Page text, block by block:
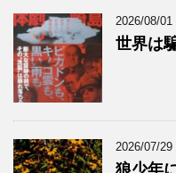
2026/08/01
世界は
2026/07/29
狼少年